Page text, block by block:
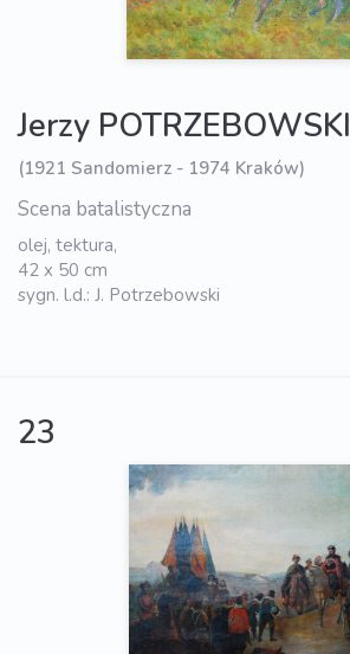
Jerzy POTRZEBOWSKI
(1921 Sandomierz - 1974 Kraków)
Scena batalistyczna
olej, tektura,
42 x 50 cm
sygn. l.d.: J. Potrzebowski
23